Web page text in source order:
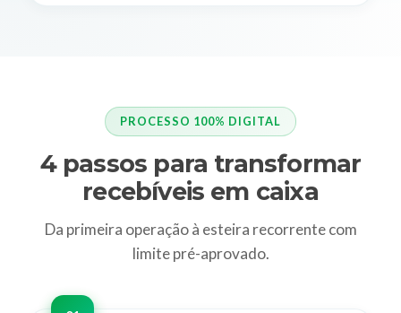
PROCESSO 100% DIGITAL
4 passos para transformar
recebíveis em caixa
Da primeira operação à esteira recorrente com
limite pré-aprovado.